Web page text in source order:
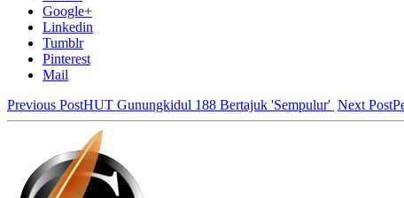
Google+
Linkedin
Tumblr
Pinterest
Mail
Previous PostHUT Gunungkidul 188 Bertajuk 'Sempulur' Next Post